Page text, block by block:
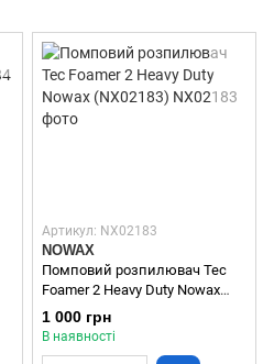
Артикул: NX02183
NOWAX
Помповий розпилювач Tec
Foamer 2 Heavy Duty Nowax
(NX02183)
1 000 грн
В наявності